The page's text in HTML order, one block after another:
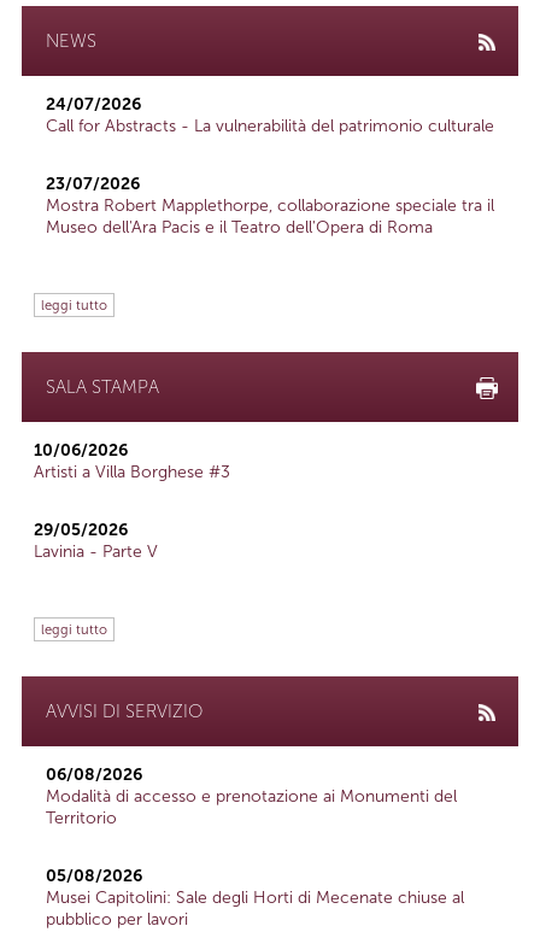
NEWS
24/07/2026
Call for Abstracts - La vulnerabilità del patrimonio culturale
23/07/2026
Mostra Robert Mapplethorpe, collaborazione speciale tra il
Museo dell'Ara Pacis e il Teatro dell'Opera di Roma
leggi tutto
SALA STAMPA
10/06/2026
Artisti a Villa Borghese #3
29/05/2026
Lavinia - Parte V
leggi tutto
AVVISI DI SERVIZIO
06/08/2026
Modalità di accesso e prenotazione ai Monumenti del
Territorio
05/08/2026
Musei Capitolini: Sale degli Horti di Mecenate chiuse al
pubblico per lavori